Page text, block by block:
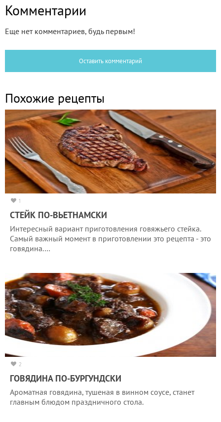
Комментарии
Еще нет комментариев, будь первым!
Оставить комментарий
Похожие рецепты
1
СТЕЙК ПО-ВЬЕТНАМСКИ
Интересный вариант приготовления говяжьего стейка.
Самый важный момент в приготовлении это рецепта - это
говядина.…
2
ГОВЯДИНА ПО-БУРГУНДСКИ
Ароматная говядина, тушеная в винном соусе, станет
главным блюдом праздничного стола.